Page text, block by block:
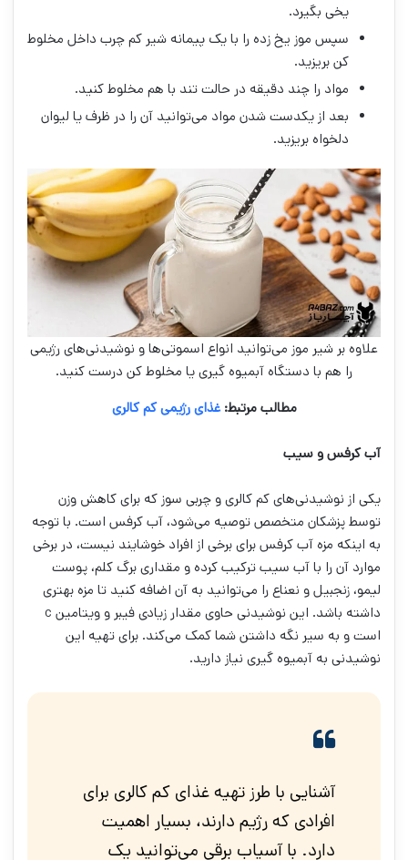
یخی بگیرد.
سپس موز یخ زده را با یک پیمانه شیر کم چرب داخل مخلوط
کن بریزید.
مواد را چند دقیقه در حالت تند با هم مخلوط کنید.
بعد از یکدست شدن مواد می‌توانید آن را در ظرف یا لیوان
دلخواه بریزید.
علاوه بر شیر موز می‌توانید انواع اسموتی‌ها و نوشیدنی‌های رژیمی
را هم با دستگاه آبمیوه گیری یا مخلوط کن درست کنید.
مطالب مرتبط:غذای رژیمی کم کالری
آب کرفس و سیب
یکی از نوشیدنی‌های کم کالری و چربی سوز که برای کاهش وزن
توسط پزشکان متخصص توصیه می‌شود، آب کرفس است. با توجه
به اینکه مزه آب کرفس برای برخی از افراد خوشایند نیست، در برخی
موارد آن را با آب سیب ترکیب کرده و مقداری برگ کلم، پوست
لیمو، زنجبیل و نعناع را می‌توانید به آن اضافه کنید تا مزه بهتری
داشته باشد. این نوشیدنی حاوی مقدار زیادی فیبر و ویتامین c
است و به سیر نگه داشتن شما کمک می‌کند. برای تهیه این
نوشیدنی به آبمیوه گیری نیاز دارید.
آشنایی با طرز تهیه غذای کم کالری برای
افرادی که رژیم دارند، بسیار اهمیت
دارد. با آسیاب برقی می‌توانید یک